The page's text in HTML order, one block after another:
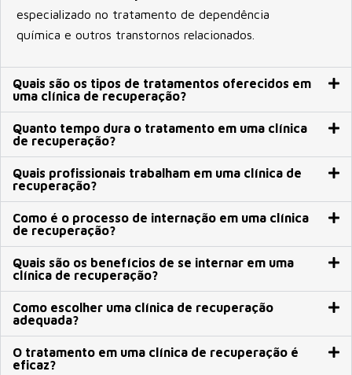
especializado no tratamento de dependência
química e outros transtornos relacionados.
Quais são os tipos de tratamentos oferecidos em
uma clínica de recuperação?
Quanto tempo dura o tratamento em uma clínica
de recuperação?
Quais profissionais trabalham em uma clínica de
recuperação?
Como é o processo de internação em uma clínica
de recuperação?
Quais são os benefícios de se internar em uma
clínica de recuperação?
Como escolher uma clínica de recuperação
adequada?
O tratamento em uma clínica de recuperação é
eficaz?